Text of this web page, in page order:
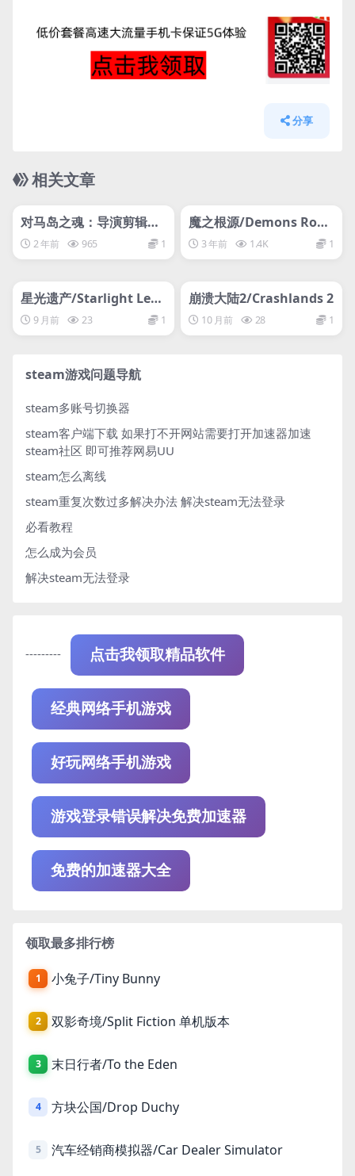
分享
相关文章
网盘下载游戏
对马岛之魂：导演剪辑版/
Ghost of Tsushima DIR
ECTOR’S CUT
2 年前 965 1
网盘下载游戏
魔之根源/Demons Root
s 3 年前 1.4K 1
网盘下载游戏
星光遗产/Starlight Lega
cy9 月前 23 1
网盘下载游戏
崩溃大陆2/Crashlands 2
10 月前 28 1
steam游戏问题导航
steam多账号切换器
steam客户端下载 如果打不开网站需要打开加速器加速
steam社区 即可推荐网易UU
steam怎么离线
steam重复次数过多解决办法 解决steam无法登录
必看教程
怎么成为会员
解决steam无法登录
--------- 点击我领取精品软件
经典网络手机游戏
好玩网络手机游戏
游戏登录错误解决免费加速器
免费的加速器大全
领取最多排行榜
1 小兔子/Tiny Bunny
2 双影奇境/Split Fiction 单机版本
3 末日行者/To the Eden
4 方块公国/Drop Duchy
5 汽车经销商模拟器/Car Dealer Simulator